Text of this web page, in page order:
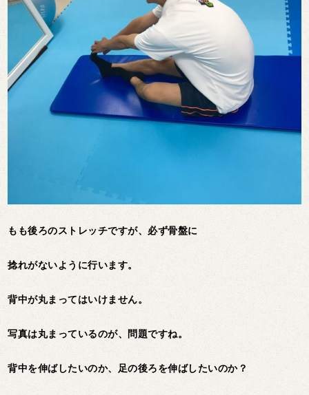
もも後ろのストレッチですが、必ず骨盤に
捻れがないように行います。
背中が丸まってはいけません。
写真は丸まっているのが、問題ですね。
背中を伸ばしたいのか、足の後ろを伸ばしたいのか？